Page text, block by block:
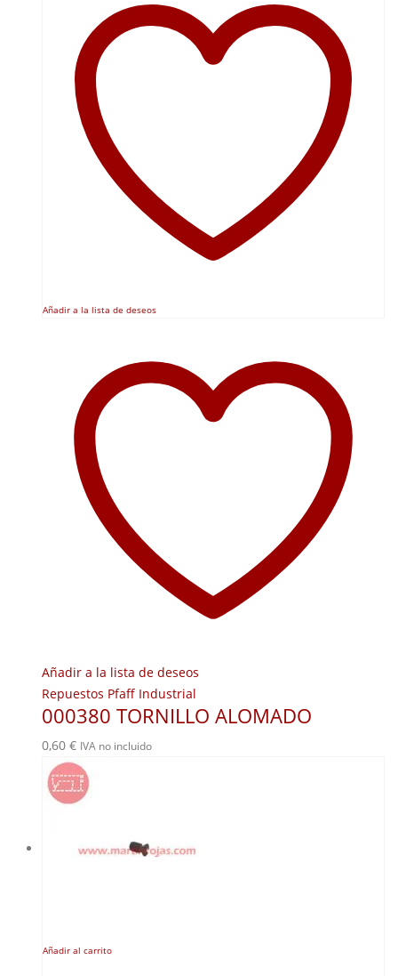
Añadir a la lista de deseos
Añadir a la lista de deseos
Repuestos Pfaff Industrial
000380 TORNILLO ALOMADO
0,60 € IVA no incluido
Añadir al carrito